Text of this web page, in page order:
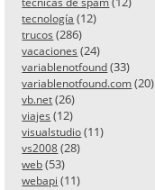
tecnología (12)
trucos (286)
vacaciones (24)
variablenotfound (33)
variablenotfound.com (20)
vb.net (26)
viajes (12)
visualstudio (11)
vs2008 (28)
web (53)
webapi (11)